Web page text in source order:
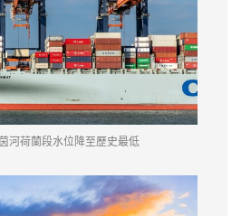
河荷蘭段水位降至歷史最低